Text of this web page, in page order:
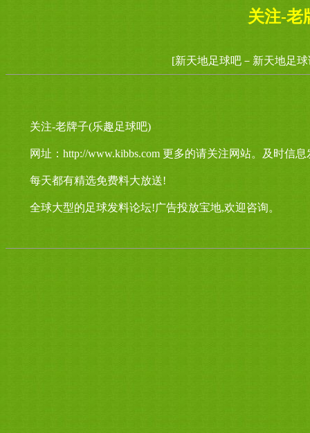
关注-老
[新天地足球吧－新天地足
关注-老牌子(乐趣足球吧)
网址：http://www.kibbs.com 更多的请关注网站。及时信息
每天都有精选免费料大放送!
全球大型的足球发料论坛!广告投放宝地,欢迎咨询。